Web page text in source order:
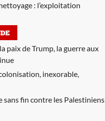
: l’exploitation
paix de Trump, la guerre aux
inexorable,
sans fin contre les Palestiniens